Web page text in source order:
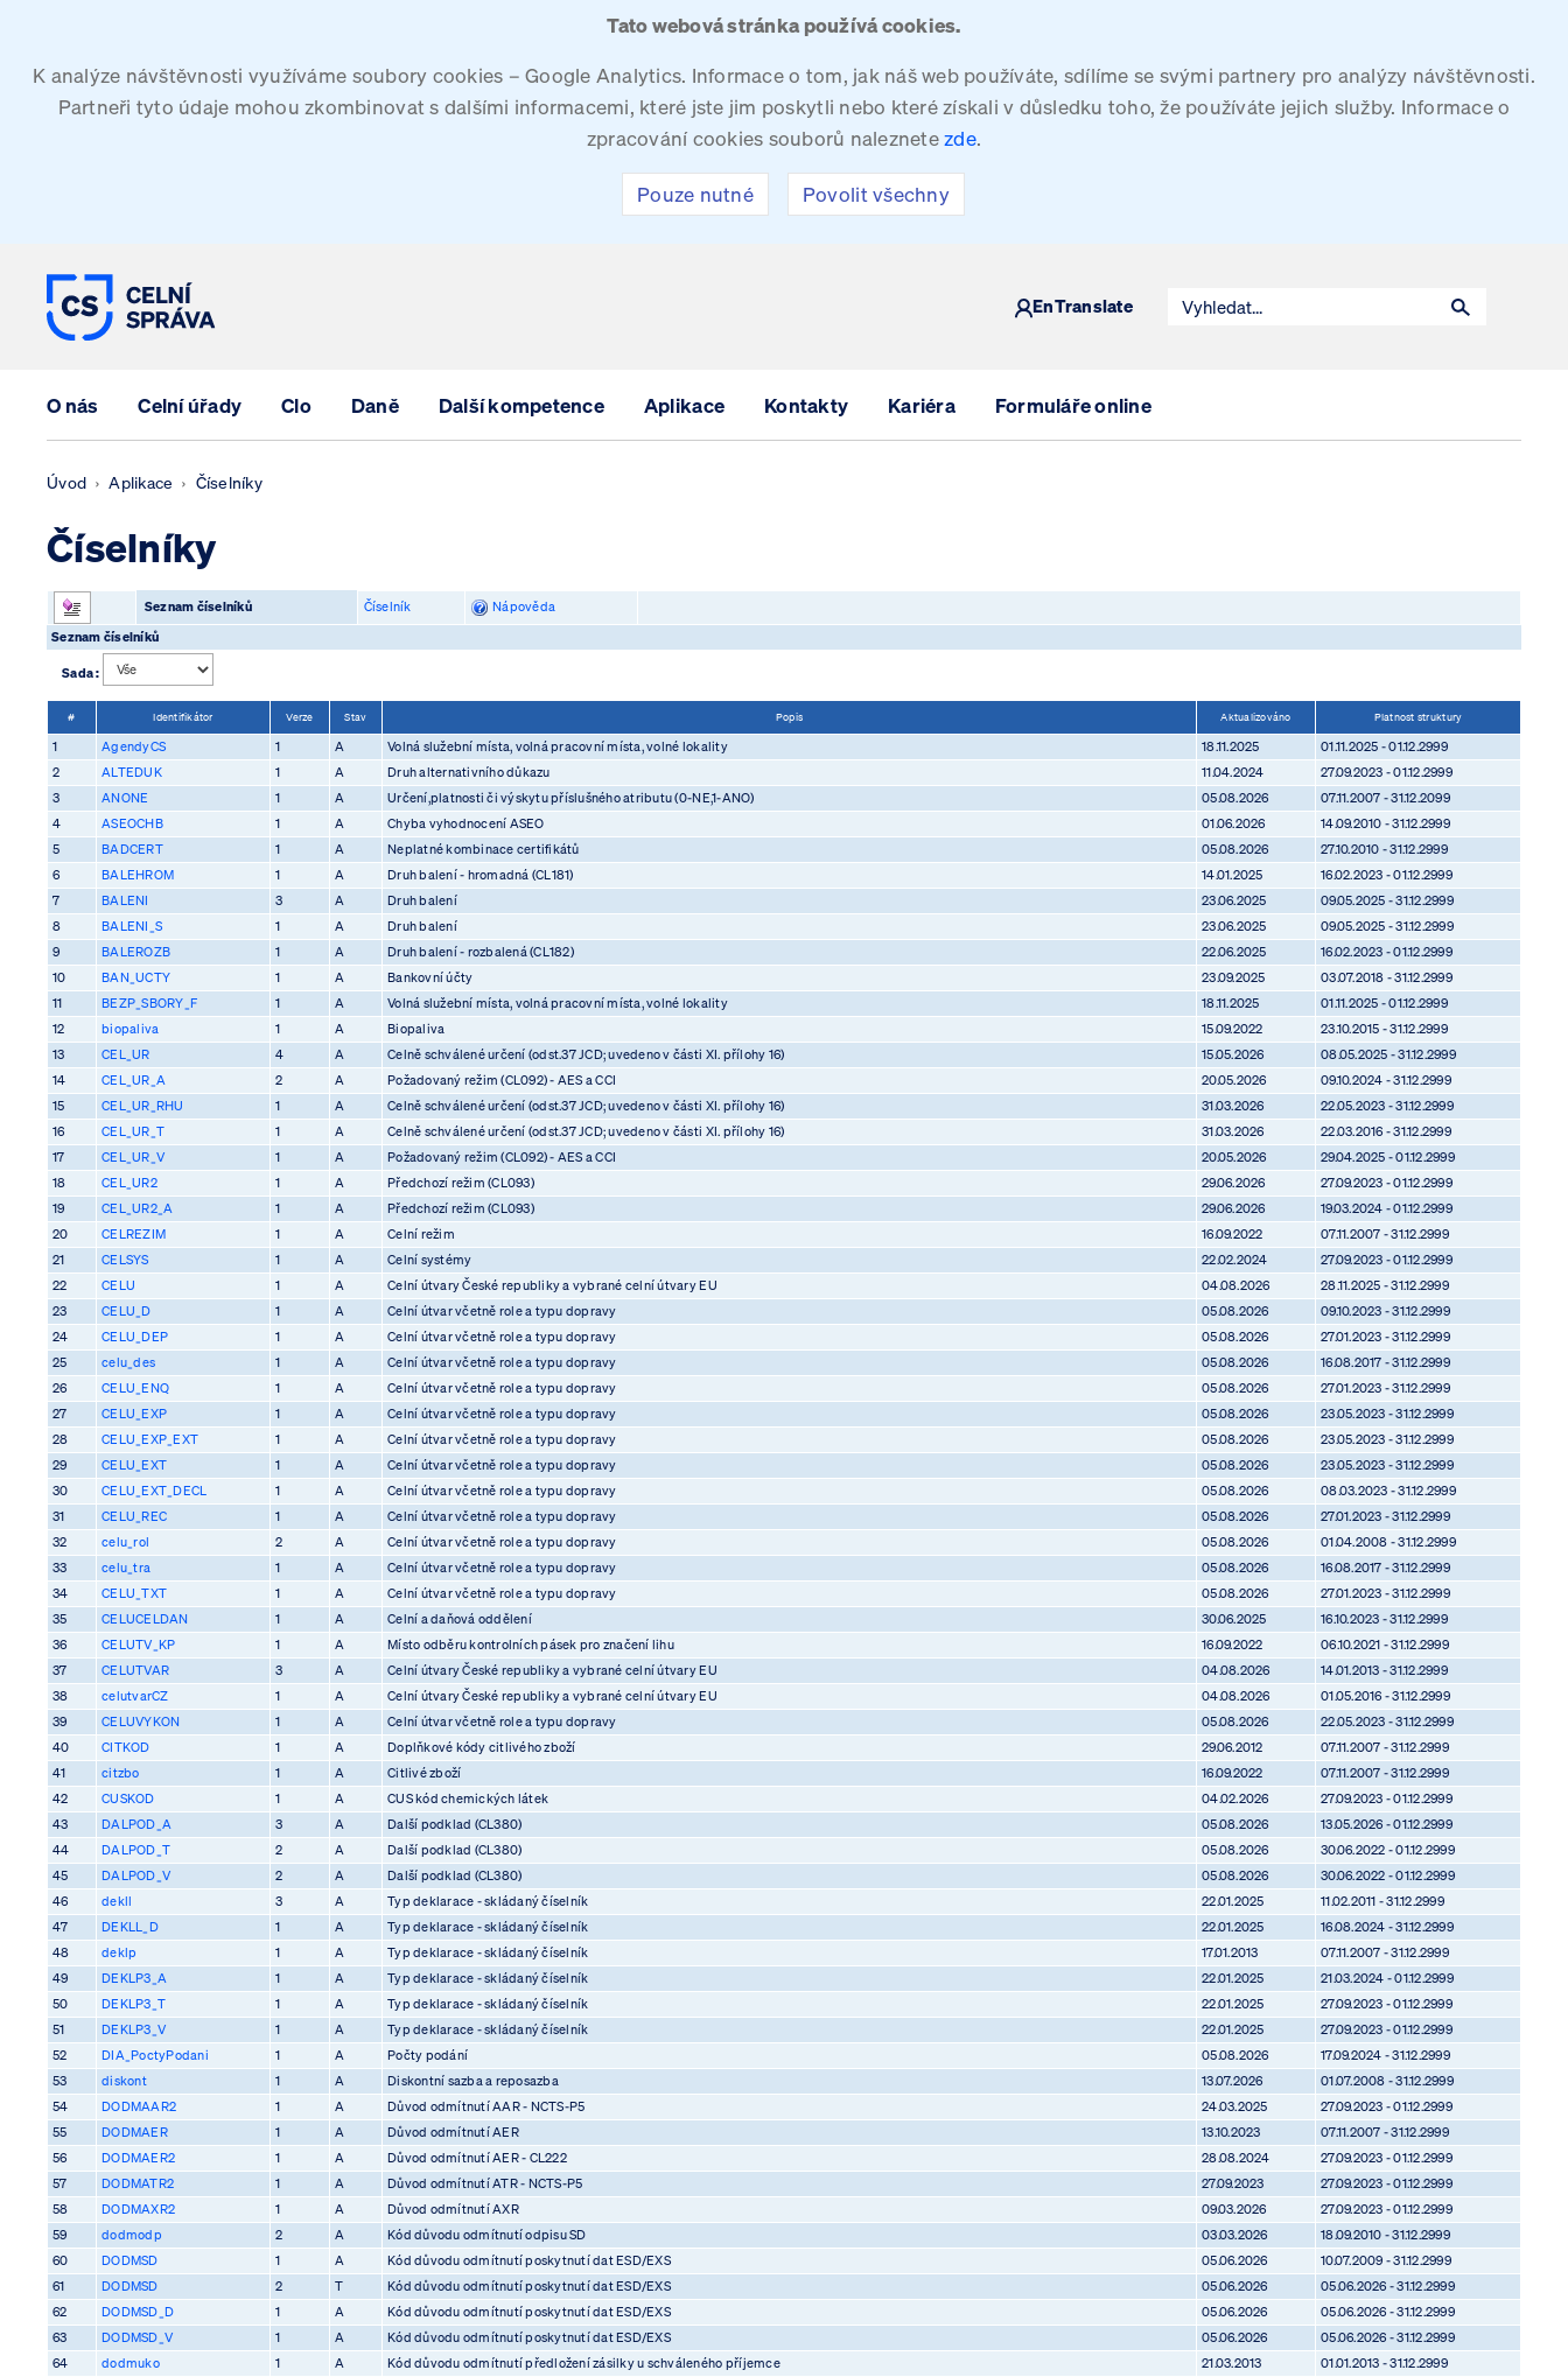
Tato webová stránka používá cookies.
K analýze návštěvnosti využíváme soubory cookies – Google Analytics. Informace o tom, jak náš web používáte, sdílíme se svými partnery pro analýzy návštěvnosti.
Partneři tyto údaje mohou zkombinovat s dalšími informacemi, které jste jim poskytli nebo které získali v důsledku toho, že používáte jejich služby. Informace o
zpracování cookies souborů naleznetezde.
Pouze nutné Povolit všechny
EnTranslate
O nás Celní úřady Clo Daně Další kompetence Aplikace Kontakty Kariéra Formuláře online
Úvod Aplikace Číselníky
Číselníky
Seznam číselníků Číselník
Nápověda
Seznam číselníků
Sada :
# Identifikátor Verze Stav Popis Aktualizováno Platnost struktury
1 AgendyCS 1 A Volná služební místa, volná pracovní místa, volné lokality 18.11.2025
01.11.2025 - 01.12.2999
2
ALTEDUK 1 A Druh alternativního důkazu 11.04.2024
27.09.2023 - 01.12.2999
3
ANONE 1 A Určení,platnosti či výskytu příslušného atributu (0-NE,1-ANO) 05.08.2026
07.11.2007 - 31.12.2099
4
ASEOCHB 1 A Chyba vyhodnocení ASEO 01.06.2026
14.09.2010 - 31.12.2999
5
BADCERT 1 A Neplatné kombinace certifikátů 05.08.2026
27.10.2010 - 31.12.2999
6
BALEHROM 1 A Druh balení - hromadná (CL181) 14.01.2025
16.02.2023 - 01.12.2999
7
BALENI 3 A Druh balení 23.06.2025
09.05.2025 - 31.12.2999
8
BALENI_S 1 A Druh balení 23.06.2025
09.05.2025 - 31.12.2999
9
BALEROZB 1 A Druh balení - rozbalená (CL182) 22.06.2025
16.02.2023 - 01.12.2999
10
BAN_UCTY 1 A Bankovní účty 23.09.2025
03.07.2018 - 31.12.2999
11
BEZP_SBORY_F 1 A Volná služební místa, volná pracovní místa, volné lokality 18.11.2025
01.11.2025 - 01.12.2999
12
biopaliva 1 A Biopaliva 15.09.2022
23.10.2015 - 31.12.2999
13
CEL_UR 4 A Celně schválené určení (odst.37 JCD; uvedeno v části XI. přílohy 16) 15.05.2026
08.05.2025 - 31.12.2999
14
CEL_UR_A 2 A Požadovaný režim (CL092) - AES a CCI 20.05.2026
09.10.2024 - 31.12.2999
15
CEL_UR_RHU 1 A Celně schválené určení (odst.37 JCD; uvedeno v části XI. přílohy 16) 31.03.2026
22.05.2023 - 31.12.2999
16
CEL_UR_T 1 A Celně schválené určení (odst.37 JCD; uvedeno v části XI. přílohy 16) 31.03.2026
22.03.2016 - 31.12.2999
17
CEL_UR_V 1 A Požadovaný režim (CL092) - AES a CCI 20.05.2026
29.04.2025 - 01.12.2999
18
CEL_UR2 1 A Předchozí režim (CL093) 29.06.2026
27.09.2023 - 01.12.2999
19
CEL_UR2_A 1 A Předchozí režim (CL093) 29.06.2026
19.03.2024 - 01.12.2999
20
CELREZIM 1 A Celní režim 16.09.2022
07.11.2007 - 31.12.2999
21
CELSYS 1 A Celní systémy 22.02.2024
27.09.2023 - 01.12.2999
22
CELU 1 A Celní útvary České republiky a vybrané celní útvary EU 04.08.2026
28.11.2025 - 31.12.2999
23
CELU_D 1 A Celní útvar včetně role a typu dopravy 05.08.2026
09.10.2023 - 31.12.2999
24
CELU_DEP 1 A Celní útvar včetně role a typu dopravy 05.08.2026
27.01.2023 - 31.12.2999
25
celu_des 1 A Celní útvar včetně role a typu dopravy 05.08.2026
16.08.2017 - 31.12.2999
26
CELU_ENQ 1 A Celní útvar včetně role a typu dopravy 05.08.2026
27.01.2023 - 31.12.2999
27
CELU_EXP 1 A Celní útvar včetně role a typu dopravy 05.08.2026
23.05.2023 - 31.12.2999
28
CELU_EXP_EXT 1 A Celní útvar včetně role a typu dopravy 05.08.2026
23.05.2023 - 31.12.2999
29
CELU_EXT 1 A Celní útvar včetně role a typu dopravy 05.08.2026
23.05.2023 - 31.12.2999
30
CELU_EXT_DECL 1 A Celní útvar včetně role a typu dopravy 05.08.2026
08.03.2023 - 31.12.2999
31
CELU_REC 1 A Celní útvar včetně role a typu dopravy 05.08.2026
27.01.2023 - 31.12.2999
32
celu_rol 2 A Celní útvar včetně role a typu dopravy 05.08.2026
01.04.2008 - 31.12.2999
33
celu_tra 1 A Celní útvar včetně role a typu dopravy 05.08.2026
16.08.2017 - 31.12.2999
34
CELU_TXT 1 A Celní útvar včetně role a typu dopravy 05.08.2026
27.01.2023 - 31.12.2999
35
CELUCELDAN 1 A Celní a daňová oddělení 30.06.2025
16.10.2023 - 31.12.2999
36
CELUTV_KP 1 A Místo odběru kontrolních pásek pro značení lihu 16.09.2022
06.10.2021 - 31.12.2999
37
CELUTVAR 3 A Celní útvary České republiky a vybrané celní útvary EU 04.08.2026
14.01.2013 - 31.12.2999
38
celutvarCZ 1 A Celní útvary České republiky a vybrané celní útvary EU 04.08.2026
01.05.2016 - 31.12.2999
39
CELUVYKON 1 A Celní útvar včetně role a typu dopravy 05.08.2026
22.05.2023 - 31.12.2999
40
CITKOD 1 A Doplňkové kódy citlivého zboží 29.06.2012
07.11.2007 - 31.12.2999
41
citzbo 1 A Citlivé zboží 16.09.2022
07.11.2007 - 31.12.2999
42
CUSKOD 1 A CUS kód chemických látek 04.02.2026
27.09.2023 - 01.12.2999
43
DALPOD_A 3 A Další podklad (CL380) 05.08.2026
13.05.2026 - 01.12.2999
44
DALPOD_T 2 A Další podklad (CL380) 05.08.2026
30.06.2022 - 01.12.2999
45
DALPOD_V 2 A Další podklad (CL380) 05.08.2026
30.06.2022 - 01.12.2999
46
dekll 3 A Typ deklarace - skládaný číselník 22.01.2025
11.02.2011 - 31.12.2999
47
DEKLL_D 1 A Typ deklarace - skládaný číselník 22.01.2025
16.08.2024 - 31.12.2999
48
deklp 1 A Typ deklarace - skládaný číselník 17.01.2013
07.11.2007 - 31.12.2999
49
DEKLP3_A 1 A Typ deklarace - skládaný číselník 22.01.2025
21.03.2024 - 01.12.2999
50
DEKLP3_T 1 A Typ deklarace - skládaný číselník 22.01.2025
27.09.2023 - 01.12.2999
51
DEKLP3_V 1 A Typ deklarace - skládaný číselník 22.01.2025
27.09.2023 - 01.12.2999
52
DIA_PoctyPodani 1 A Počty podání 05.08.2026
17.09.2024 - 31.12.2999
53
diskont 1 A Diskontní sazba a reposazba 13.07.2026
01.07.2008 - 31.12.2999
54
DODMAAR2 1 A Důvod odmítnutí AAR - NCTS-P5 24.03.2025
27.09.2023 - 01.12.2999
55
DODMAER 1 A Důvod odmítnutí AER 13.10.2023
07.11.2007 - 31.12.2999
56
DODMAER2 1 A Důvod odmítnutí AER - CL222 28.08.2024
27.09.2023 - 01.12.2999
57
DODMATR2 1 A Důvod odmítnutí ATR - NCTS-P5 27.09.2023
27.09.2023 - 01.12.2999
58
DODMAXR2 1 A Důvod odmítnutí AXR 09.03.2026
27.09.2023 - 01.12.2999
59
dodmodp 2 A Kód důvodu odmítnutí odpisu SD 03.03.2026
18.09.2010 - 31.12.2999
60
DODMSD 1 A Kód důvodu odmítnutí poskytnutí dat ESD/EXS 05.06.2026
10.07.2009 - 31.12.2999
61
DODMSD 2 T Kód důvodu odmítnutí poskytnutí dat ESD/EXS 05.06.2026
05.06.2026 - 31.12.2999
62
DODMSD_D 1 A Kód důvodu odmítnutí poskytnutí dat ESD/EXS 05.06.2026
05.06.2026 - 31.12.2999
63
DODMSD_V 1 A Kód důvodu odmítnutí poskytnutí dat ESD/EXS 05.06.2026
05.06.2026 - 31.12.2999
64
dodmuko 1 A Kód důvodu odmítnutí předložení zásilky u schváleného příjemce 21.03.2013
01.01.2013 - 31.12.2999